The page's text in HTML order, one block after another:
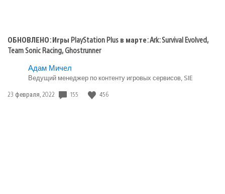
ОБНОВЛЕНО: Игры PlayStation Plus в марте: Ark: Survival Evolved,
Team Sonic Racing, Ghostrunner
Адам Мичел
Ведущий менеджер по контенту игровых сервисов, SIE
Дата
23 февраля, 2022 155 456